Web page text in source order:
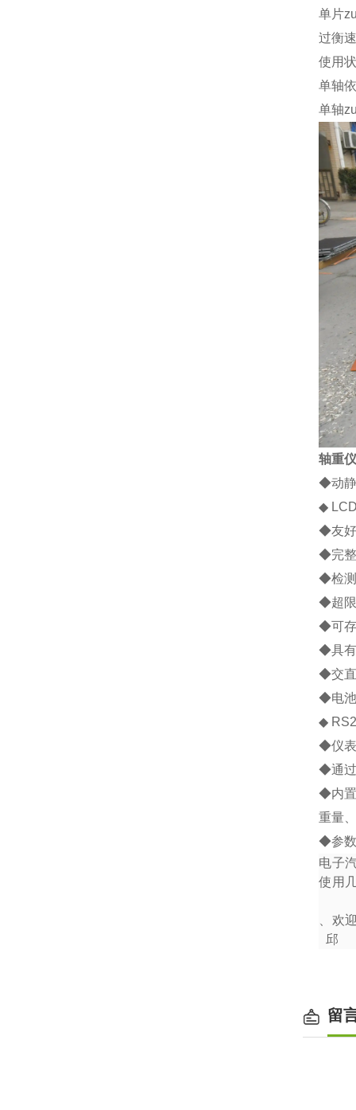
单片
过衡
使用
单轴
单轴
轴重
◆动
◆
◆友
◆完
◆检
◆超
◆可
◆具
◆交
◆电
◆
◆仪
◆通
◆内
重量
◆参
电子
使用
、欢
邱
留